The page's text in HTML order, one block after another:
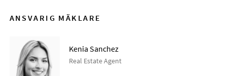
ANSVARIG MÄKLARE
Kenia Sanchez
Real Estate Agent